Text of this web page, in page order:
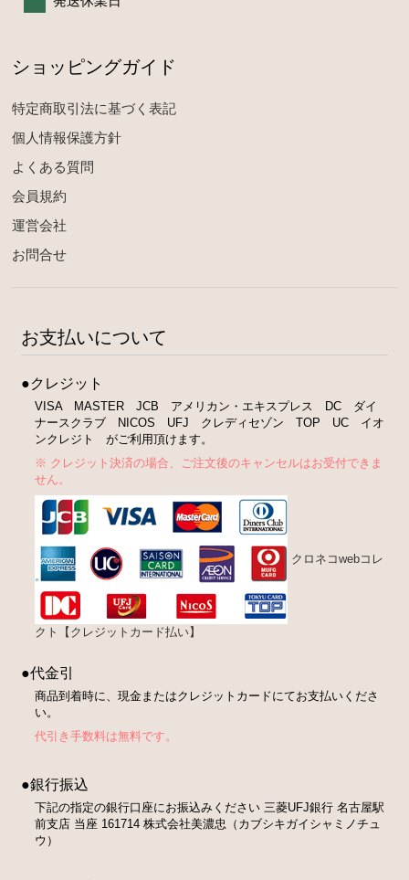
ショッピングガイド
特定商取引法に基づく表記
個人情報保護方針
よくある質問
会員規約
運営会社
お問合せ
お支払いについて
●クレジット
VISA MASTER JCB アメリカン・エキスプレス DC ダイ
ナースクラブ NICOS UFJ クレディセゾン TOP UC イオ
ンクレジト がご利用頂けます。
※ クレジット決済の場合、ご注文後のキャンセルはお受付できま
せん。
クロネコwebコレ
クト【クレジットカード払い】
●代金引
商品到着時に、現金またはクレジットカードにてお支払いくださ
い。
代引き手数料は無料です。
●銀行振込
下記の指定の銀行口座にお振込みください 三菱UFJ銀行 名古屋駅
前支店 当座 161714 株式会社美濃忠（カブシキガイシャミノチュ
ウ）